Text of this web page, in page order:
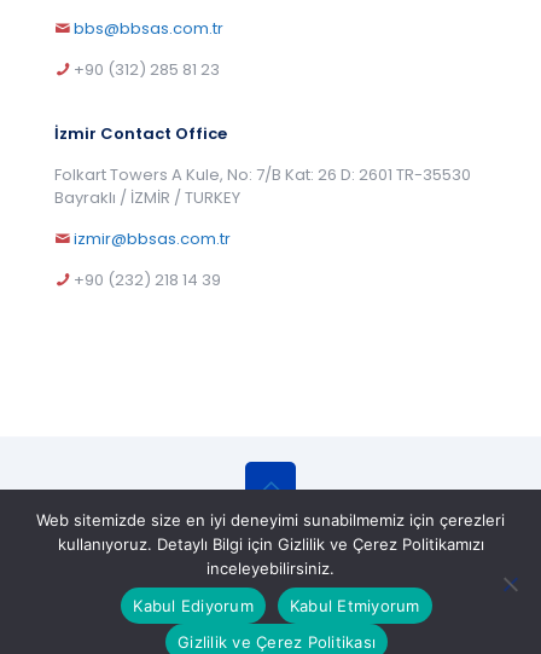
bbs@bbsas.com.tr
+90 (312) 285 81 23
İzmir Contact Office
Folkart Towers A Kule, No: 7/B Kat: 26 D: 2601 TR-35530
Bayraklı / İZMİR / TURKEY
izmir@bbsas.com.tr
+90 (232) 218 14 39
© 2025 BBS Belgelendirme Eğitim ve Gözetim
Hizmetleri A.Ş. All Rights Reserved.
Web sitemizde size en iyi deneyimi sunabilmemiz için çerezleri
kullanıyoruz. Detaylı Bilgi için Gizlilik ve Çerez Politikamızı
inceleyebilirsiniz.
Kabul Ediyorum
Kabul Etmiyorum
Gizlilik ve Çerez Politikası